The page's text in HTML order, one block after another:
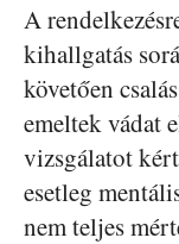
A
kihallgatás
követően
emeltek vádat
vizsgálatot
esetleg
nem teljes